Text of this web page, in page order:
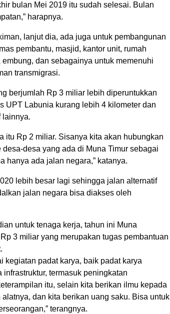
bulan Mei 2019 itu sudah selesai. Bulan
harapnya.
lanjut dia, ada juga untuk pembangunan
pembantu, masjid, kantor unit, rumah
dan sebagainya untuk memenuhi
transmigrasi.
berjumlah Rp 3 miliar lebih diperuntukkan
UPT Labunia kurang lebih 4 kilometer dan
lainnya.
itu Rp 2 miliar. Sisanya kita akan hubungkan
desa yang ada di Muna Timur sebagai
hanya ada jalan negara,” katanya.
lebih besar lagi sehingga jalan alternatif
jalan negara bisa diakses oleh
untuk tenaga kerja, tahun ini Muna
3 miliar yang merupakan tugas pembantuan
kegiatan padat karya, baik padat karya
termasuk peningkatan
itu, selain kita berikan ilmu kepada
dan kita berikan uang saku. Bisa untuk
terangnya.